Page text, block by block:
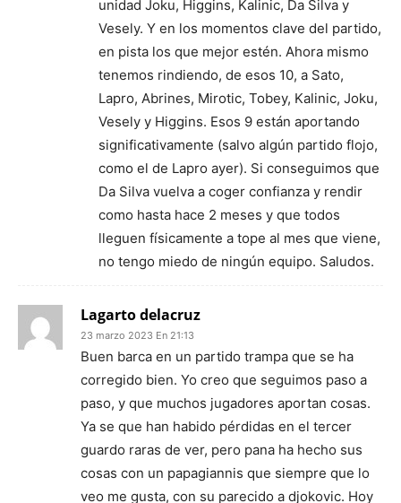
unidad Joku, Higgins, Kalinic, Da Silva y
Vesely. Y en los momentos clave del partido,
en pista los que mejor estén. Ahora mismo
tenemos rindiendo, de esos 10, a Sato,
Lapro, Abrines, Mirotic, Tobey, Kalinic, Joku,
Vesely y Higgins. Esos 9 están aportando
significativamente (salvo algún partido flojo,
como el de Lapro ayer). Si conseguimos que
Da Silva vuelva a coger confianza y rendir
como hasta hace 2 meses y que todos
lleguen físicamente a tope al mes que viene,
no tengo miedo de ningún equipo. Saludos.
Lagarto delacruz
23 marzo 2023 En 21:13
Buen barca en un partido trampa que se ha
corregido bien. Yo creo que seguimos paso a
paso, y que muchos jugadores aportan cosas.
Ya se que han habido pérdidas en el tercer
guardo raras de ver, pero pana ha hecho sus
cosas con un papagiannis que siempre que lo
veo me gusta, con su parecido a djokovic. Hoy